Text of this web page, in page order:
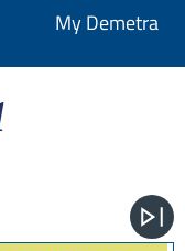
My Demetra